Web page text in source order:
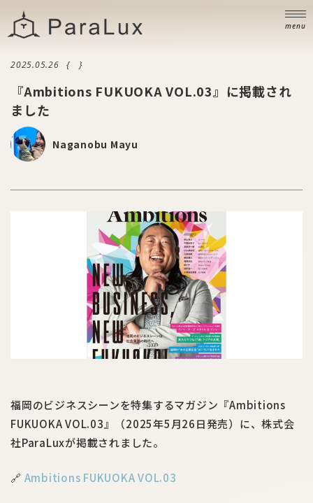
menu
NEWS
ブログ
CONTACT
2025.05.26
『Ambitions FUKUOKA VOL.03』に掲載され
ました
Naganobu Mayu
福岡のビジネスシーンを特集するマガジン『Ambitions
FUKUOKA VOL.03』（2025年5月26日発売）に、株式会
社ParaLuxが掲載されました。
🔗 Ambitions FUKUOKA VOL.03